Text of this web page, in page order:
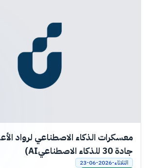
معسكرات الذكاء الاصطناعي لرواد
جادة 30 للذكاء الاصطناعيAI)
الثلاثاء-2026-06-23